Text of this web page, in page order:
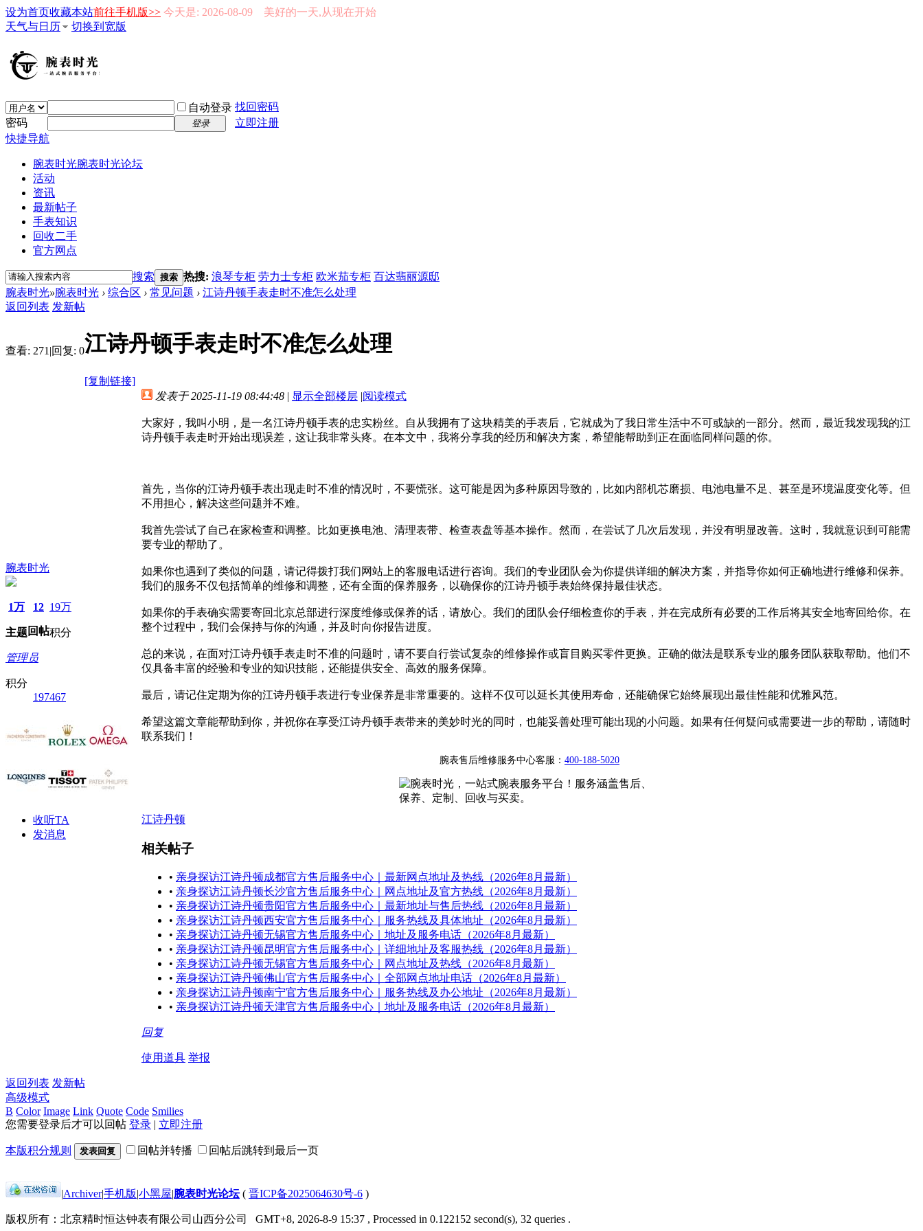
设为首页收藏本站前往手机版>> 今天是: 2026-08-09 美好的一天,从现在开始
天气与日历
切换到宽版
自动登录 找回密码
密码
登录
立即注册
快捷导航
腕表时光腕表时光论坛
活动
资讯
最新帖子
手表知识
回收二手
官方网点
搜索 搜索 热搜: 浪琴专柜 劳力士专柜 欧米茄专柜 百达翡丽源邸
腕表时光»腕表时光 › 综合区 › 常见问题 › 江诗丹顿手表走时不准怎么处理
返回列表 发新帖
查看: 271 |回复: 0江诗丹顿手表走时不准怎么处理
[复制链接]
腕表时光
1万
主题
12
回帖
19万
积分
管理员
积分
197467
收听TA
发消息
发表于 2025-11-19 08:44:48 | 显示全部楼层 |阅读模式
大家好，我叫小明，是一名江诗丹顿手表的忠实粉丝。自从我拥有了这块精美的手表后，它就成为了我日常生活中不可或缺的一部分。然而，最近我发现我的江
诗丹顿手表走时开始出现误差，这让我非常头疼。在本文中，我将分享我的经历和解决方案，希望能帮助到正在面临同样问题的你。
首先，当你的江诗丹顿手表出现走时不准的情况时，不要慌张。这可能是因为多种原因导致的，比如内部机芯磨损、电池电量不足、甚至是环境温度变化等。但
不用担心，解决这些问题并不难。
我首先尝试了自己在家检查和调整。比如更换电池、清理表带、检查表盘等基本操作。然而，在尝试了几次后发现，并没有明显改善。这时，我就意识到可能需
要专业的帮助了。
如果你也遇到了类似的问题，请记得拨打我们网站上的客服电话进行咨询。我们的专业团队会为你提供详细的解决方案，并指导你如何正确地进行维修和保养。
我们的服务不仅包括简单的维修和调整，还有全面的保养服务，以确保你的江诗丹顿手表始终保持最佳状态。
如果你的手表确实需要寄回北京总部进行深度维修或保养的话，请放心。我们的团队会仔细检查你的手表，并在完成所有必要的工作后将其安全地寄回给你。在
整个过程中，我们会保持与你的沟通，并及时向你报告进度。
总的来说，在面对江诗丹顿手表走时不准的问题时，请不要自行尝试复杂的维修操作或盲目购买零件更换。正确的做法是联系专业的服务团队获取帮助。他们不
仅具备丰富的经验和专业的知识技能，还能提供安全、高效的服务保障。
最后，请记住定期为你的江诗丹顿手表进行专业保养是非常重要的。这样不仅可以延长其使用寿命，还能确保它始终展现出最佳性能和优雅风范。
希望这篇文章能帮助到你，并祝你在享受江诗丹顿手表带来的美妙时光的同时，也能妥善处理可能出现的小问题。如果有任何疑问或需要进一步的帮助，请随时
联系我们！
腕表售后维修服务中心客服： 400-188-5020
江诗丹顿
相关帖子
• 亲身探访江诗丹顿成都官方售后服务中心｜最新网点地址及热线（2026年8月最新）
• 亲身探访江诗丹顿长沙官方售后服务中心｜网点地址及官方热线（2026年8月最新）
• 亲身探访江诗丹顿贵阳官方售后服务中心｜最新地址与售后热线（2026年8月最新）
• 亲身探访江诗丹顿西安官方售后服务中心｜服务热线及具体地址（2026年8月最新）
• 亲身探访江诗丹顿无锡官方售后服务中心｜地址及服务电话（2026年8月最新）
• 亲身探访江诗丹顿昆明官方售后服务中心｜详细地址及客服热线（2026年8月最新）
• 亲身探访江诗丹顿无锡官方售后服务中心｜网点地址及热线（2026年8月最新）
• 亲身探访江诗丹顿佛山官方售后服务中心｜全部网点地址电话（2026年8月最新）
• 亲身探访江诗丹顿南宁官方售后服务中心｜服务热线及办公地址（2026年8月最新）
• 亲身探访江诗丹顿天津官方售后服务中心｜地址及服务电话（2026年8月最新）
回复
使用道具 举报
返回列表 发新帖
高级模式
B Color Image Link Quote Code Smilies
您需要登录后才可以回帖 登录 | 立即注册
本版积分规则 发表回复 回帖并转播 回帖后跳转到最后一页
|Archiver|手机版|小黑屋|腕表时光论坛( 晋ICP备2025064630号-6 )
版权所有：北京精时恒达钟表有限公司山西分公司 GMT+8, 2026-8-9 15:37 , Processed in 0.122152 second(s), 32 queries .